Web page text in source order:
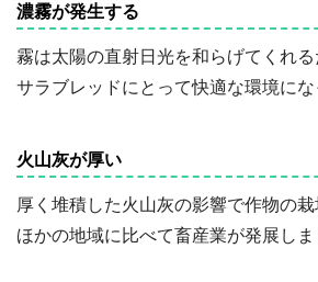
濃霧が発生する
霧は太陽の直射日光を和らげてくれ
サラブレッドにとって快適な環境にな
火山灰が厚い
厚く堆積した火山灰の影響で作物の栽
ほかの地域に比べて畜産業が発展しま